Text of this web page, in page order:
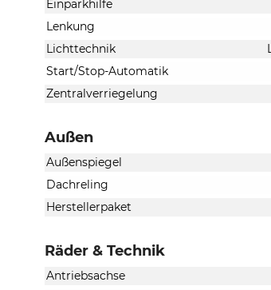
Einparkhilfe
Lenkung
Lichttechnik
Start/Stop-Automatik
Zentralverriegelung
Außen
Außenspiegel
Dachreling
Herstellerpaket
Räder & Technik
Antriebsachse